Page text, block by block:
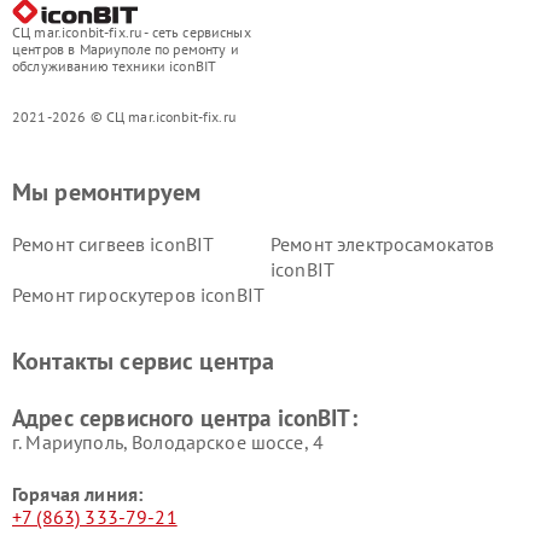
СЦ mar.iconbit-fix.ru - сеть сервисных
центров в Мариуполе по ремонту и
обслуживанию техники iconBIT
2021-2026 © СЦ mar.iconbit-fix.ru
Мы ремонтируем
Ремонт сигвеев iconBIT
Ремонт электросамокатов
iconBIT
Ремонт гироскутеров iconBIT
Контакты сервис центра
Адрес сервисного центра iconBIT:
г. Мариуполь, Володарское шоссе, 4
Горячая линия:
+7 (863) 333-79-21